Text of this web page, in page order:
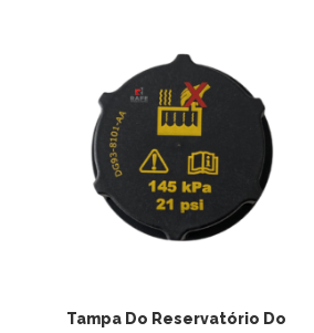
ADICIONAR AO
Tampa Do Reservatório Do